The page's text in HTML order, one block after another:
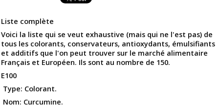
Liste complète
Voici la liste qui se veut exhaustive (mais qui ne l'est pas) de
tous les colorants, conservateurs, antioxydants, émulsifiants
et additifs que l'on peut trouver sur le marché alimentaire
Français et Européen. Ils sont au nombre de 150.
E100
Type: Colorant.
Nom: Curcumine.